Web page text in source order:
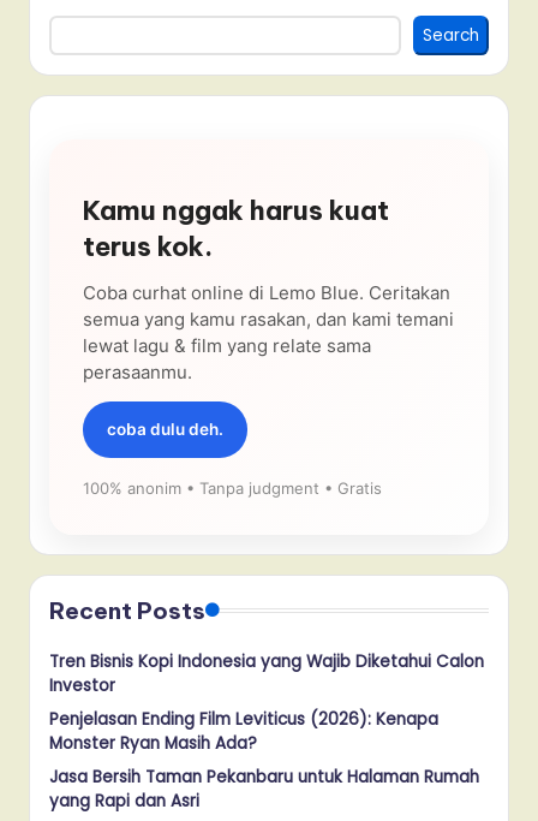
Search
Kamu nggak harus kuat
terus kok.
Coba curhat online di Lemo Blue. Ceritakan
semua yang kamu rasakan, dan kami temani
lewat lagu & film yang relate sama
perasaanmu.
coba dulu deh.
100% anonim • Tanpa judgment • Gratis
Recent Posts
Tren Bisnis Kopi Indonesia yang Wajib Diketahui Calon
Investor
Penjelasan Ending Film Leviticus (2026): Kenapa
Monster Ryan Masih Ada?
Jasa Bersih Taman Pekanbaru untuk Halaman Rumah
yang Rapi dan Asri